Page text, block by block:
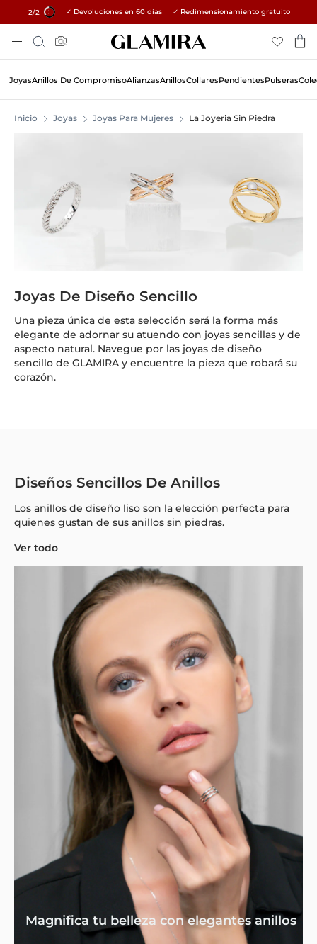
2/2 15% en todos los pedidos →
✓ Devoluciones en 60 días ✓ Redimensionamiento gratuito
Al
Contenido
Búsqueda
JoyasAnillos De CompromisoAlianzasAnillosCollaresPendientesPulseras
Inicio Joyas Joyas Para Mujeres La Joyeria Sin Piedra
Joyas De Diseño Sencillo
Una pieza única de esta selección será la forma más
elegante de adornar su atuendo con joyas sencillas y de
aspecto natural. Navegue por las joyas de diseño
sencillo de GLAMIRA y encuentre la pieza que robará su
corazón.
Diseños Sencillos De Anillos
Los anillos de diseño liso son la elección perfecta para
quienes gustan de sus anillos sin piedras.
Ver todo
Magnifica tu belleza con elegantes anillos